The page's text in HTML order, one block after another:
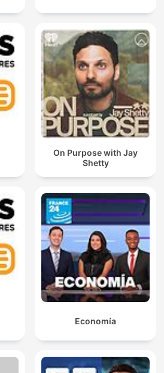
On Purpose with Jay
Shetty
Economía